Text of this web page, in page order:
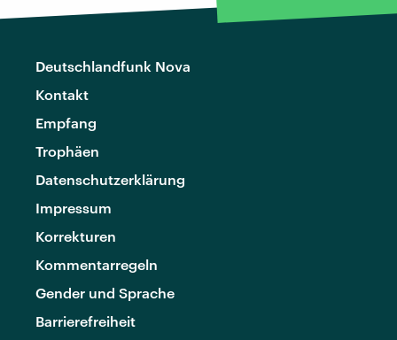
Deutschlandfunk Nova
Kontakt
Empfang
Trophäen
Datenschutzerklärung
Impressum
Korrekturen
Kommentarregeln
Gender und Sprache
Barrierefreiheit